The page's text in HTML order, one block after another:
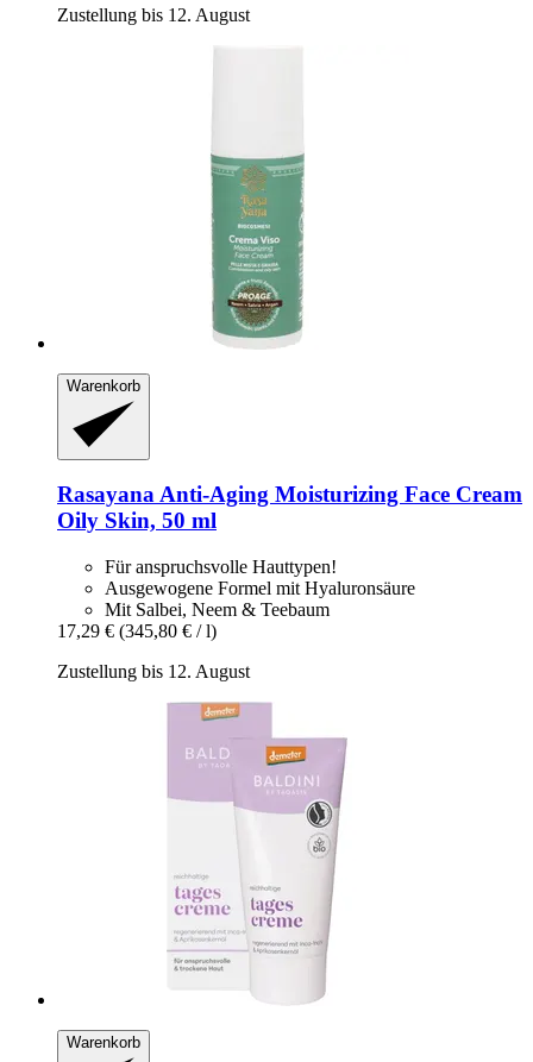
Zustellung bis 12. August
Warenkorb
RasayanaAnti-​Aging Moisturizing Face Cream
Oily Skin, 50 ml
Für anspruchsvolle Hauttypen!
Ausgewogene Formel mit Hyaluronsäure
Mit Salbei, Neem & Teebaum
17,29 € (345,80 € / l)
Zustellung bis 12. August
Warenkorb